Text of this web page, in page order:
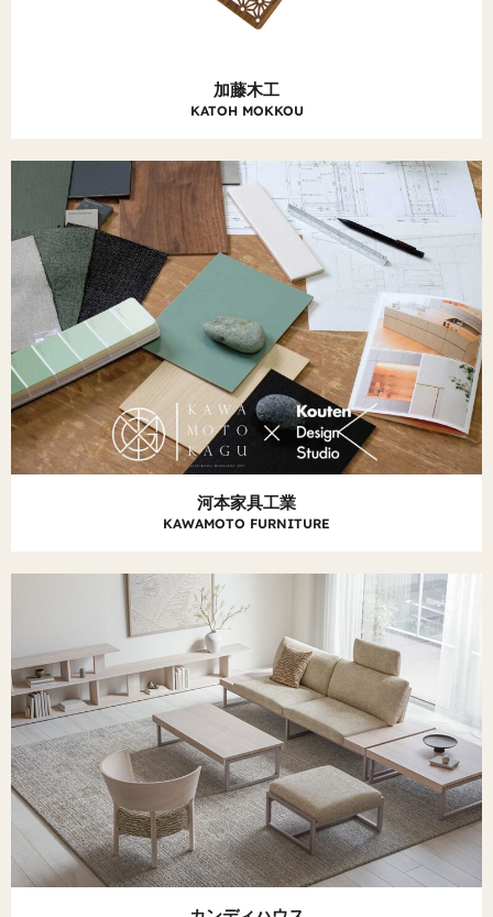
加藤木工
KATOH MOKKOU
河本家具工業
KAWAMOTO FURNITURE